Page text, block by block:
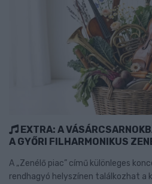
EXTRA: A
A GYŐRI FILHARMONIKUS
A „Zenélő piac” című különleges
rendhagyó helyszínen találkozhat a